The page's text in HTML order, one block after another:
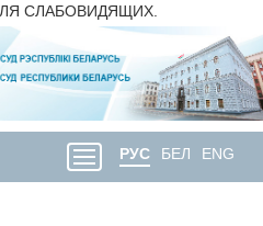
СЛАБОВИДЯЩИХ.
РУС БЕЛ ENG